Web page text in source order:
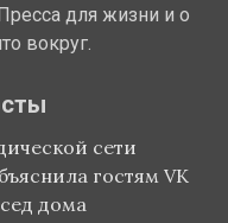
для жизни и о
вокруг.
сети
гостям VK
дома